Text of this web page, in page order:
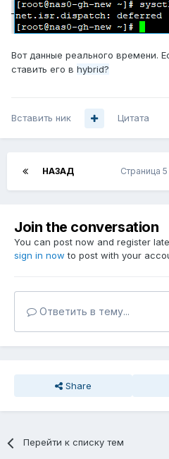
Вот данные реального времени.
ставить его в hybrid?
Вставить ник Цитата
НАЗАД Страница 5
Join the conversation
You can post now and register
sign in now to post with your
Ответить в тему...
Share
Перейти к списку тем